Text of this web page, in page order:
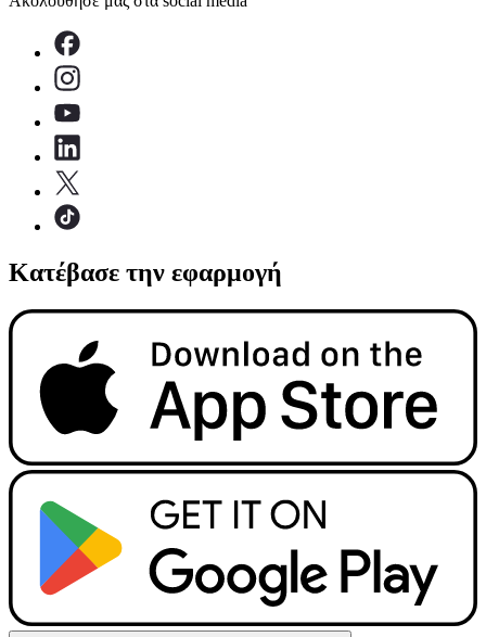
Κατέβασε την εφαρμογή